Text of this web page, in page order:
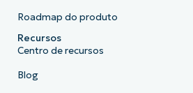
Roadmap do produto
Recursos
Centro de recursos
Blog